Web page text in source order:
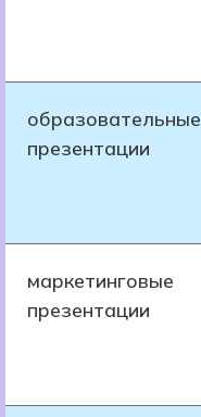
образовательные
презентации
маркетинговые
презентации